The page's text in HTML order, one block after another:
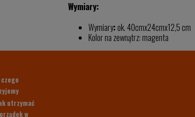
Wymiary:
Wymiary:ok. 40cmx24cmx12,5 cm
Kolor na zewnątrz: magenta
czego
utrzymać
w